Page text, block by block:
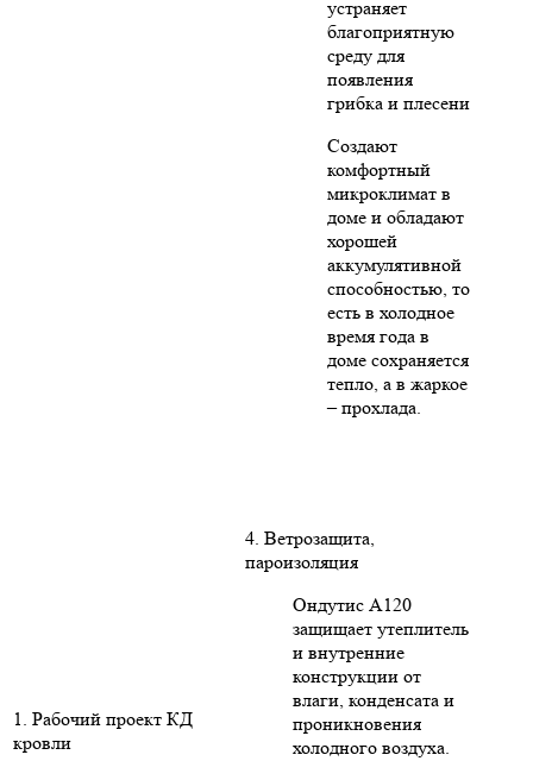
устраняет
благоприятную
среду для
появления
грибка и плесени
Создают
комфортный
микроклимат в
доме и обладают
хорошей
аккумулятивной
способностью, то
есть в холодное
время года в
доме сохраняется
тепло, а в жаркое
– прохлада.
1. Рабочий проект КД
кровли
4. Ветрозащита,
пароизоляция
Ондутис А120
защищает утеплитель
и внутренние
конструкции от
влаги, конденсата и
проникновения
холодного воздуха.